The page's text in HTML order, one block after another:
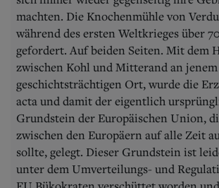
machten. Die Knochenmühle von
während des ersten Weltkrieges über
gefordert. Auf beiden Seiten. Mit dem
zwischen Kohl und Mitterand an jenem
geschichtsträchtigen Ort, wurde die
acta und damit der eigentlich
Grundstein der Europäischen Union,
zwischen den Europäern auf alle Zeit
sollte, gelegt. Dieser Grundstein ist
unter dem Umverteilungs- und